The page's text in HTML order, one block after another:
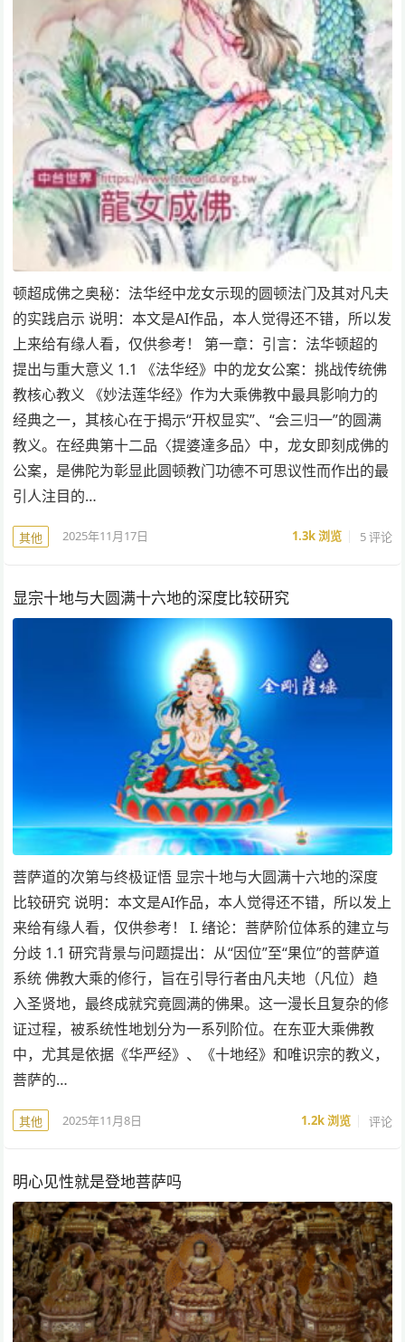
顿超成佛之奥秘：法华经中龙女示现的圆顿法门及其对凡夫
的实践启示 说明：本文是AI作品，本人觉得还不错，所以发
上来给有缘人看，仅供参考！ 第一章：引言：法华顿超的
提出与重大意义 1.1 《法华经》中的龙女公案：挑战传统佛
教核心教义 《妙法莲华经》作为大乘佛教中最具影响力的
经典之一，其核心在于揭示“开权显实”、“会三归一”的圆满
教义。在经典第十二品〈提婆達多品〉中，龙女即刻成佛的
公案，是佛陀为彰显此圆顿教门功德不可思议性而作出的最
引人注目的…
其他 2025年11月17日 1.3k浏览 5 评论
显宗十地与大圆满十六地的深度比较研究
菩萨道的次第与终极证悟 显宗十地与大圆满十六地的深度
比较研究 说明：本文是AI作品，本人觉得还不错，所以发上
来给有缘人看，仅供参考！ I. 绪论：菩萨阶位体系的建立与
分歧 1.1 研究背景与问题提出：从“因位”至“果位”的菩萨道
系统 佛教大乘的修行，旨在引导行者由凡夫地（凡位）趋
入圣贤地，最终成就究竟圆满的佛果。这一漫长且复杂的修
证过程，被系统性地划分为一系列阶位。在东亚大乘佛教
中，尤其是依据《华严经》、《十地经》和唯识宗的教义，
菩萨的…
其他 2025年11月8日 1.2k浏览 评论
明心见性就是登地菩萨吗